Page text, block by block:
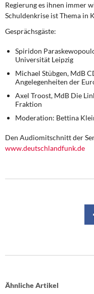
Weitere Themen
Memo-Gruppe
Institut
Rosa-Luxemburg-
Über mich
Kontakt
Regierung es ihnen immer
Schuldenkrise ist Thema in
Gesprächsgäste:
Spiridon
Universität Leipzig
Michael Stübgen, MdB
Angelegenheiten der
Axel Troost, MdB Die
Fraktion
Moderation: Bettina
Den Audiomitschnitt der
www.deutschlandfunk.de
Ähnliche Artikel